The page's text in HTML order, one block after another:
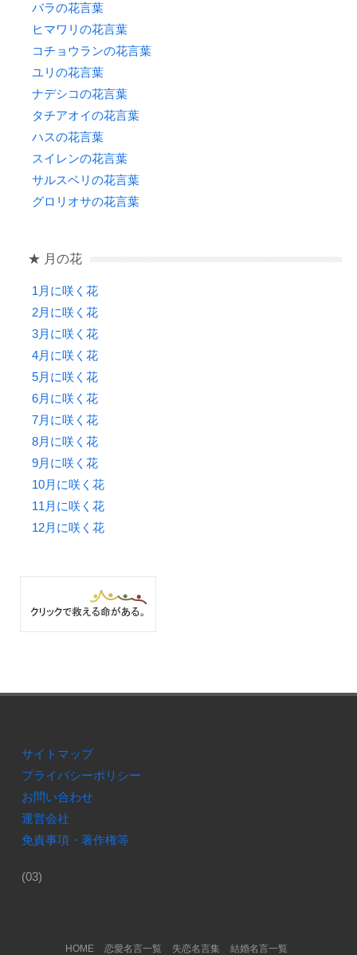
バラの花言葉
ヒマワリの花言葉
コチョウランの花言葉
ユリの花言葉
ナデシコの花言葉
タチアオイの花言葉
ハスの花言葉
スイレンの花言葉
サルスベリの花言葉
グロリオサの花言葉
★ 月の花
1月に咲く花
2月に咲く花
3月に咲く花
4月に咲く花
5月に咲く花
6月に咲く花
7月に咲く花
8月に咲く花
9月に咲く花
10月に咲く花
11月に咲く花
12月に咲く花
サイトマップ
プライバシーポリシー
お問い合わせ
運営会社
免責事項・著作権等
(03)
Footer MenuHOME 恋愛名言一覧 失恋名言集 結婚名言一覧